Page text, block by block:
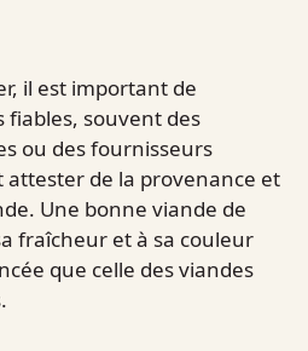
il est important de
fiables, souvent des
ou des fournisseurs
de la provenance et
Une bonne viande de
fraîcheur et à sa couleur
que celle des viandes